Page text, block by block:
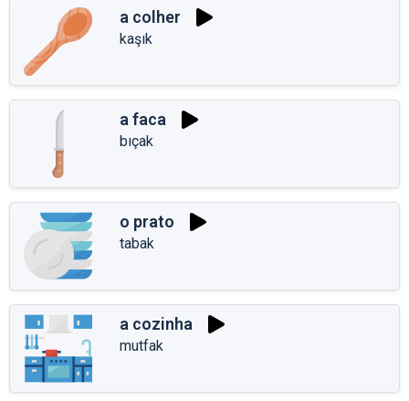
a colher
kaşık
a faca
bıçak
o prato
tabak
a cozinha
mutfak